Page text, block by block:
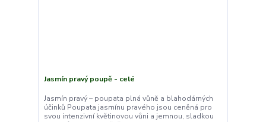
Jasmín pravý poupě - celé
Jasmín pravý – poupata plná vůně a blahodárných
účinků Poupata jasmínu pravého jsou ceněná pro
svou intenzivní květinovou vůni a jemnou, sladkou